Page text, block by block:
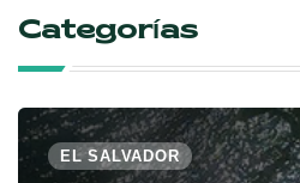
Categorías
EL SALVADOR